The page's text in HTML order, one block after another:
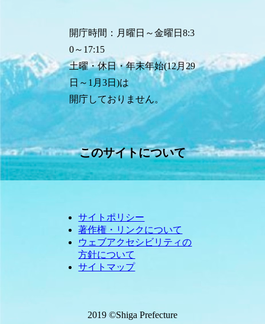
開庁時間：月曜日～金曜日8:3
0～17:15
土曜・休日・年末年始(12月29
日～1月3日)は
開庁しておりません。
このサイトについて
サイトポリシー
著作権・リンクについて
ウェブアクセシビリティの
方針について
サイトマップ
2019 ©Shiga Prefecture